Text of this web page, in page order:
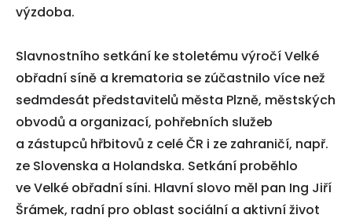
výzdoba.
Slavnostního setkání ke stoletému výročí Velké
obřadní síně a krematoria se zúčastnilo více než
sedmdesát představitelů města Plzně, městských
obvodů a organizací, pohřebních služeb
a zástupců hřbitovů z celé ČR i ze zahraničí, např.
ze Slovenska a Holandska. Setkání proběhlo
ve Velké obřadní síni. Hlavní slovo měl pan Ing Jiří
Šrámek, radní pro oblast sociální a aktivní život